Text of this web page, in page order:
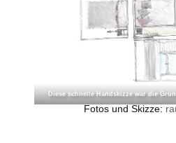
Diese schnelle Handskizze war die
Fotos und Skizze: